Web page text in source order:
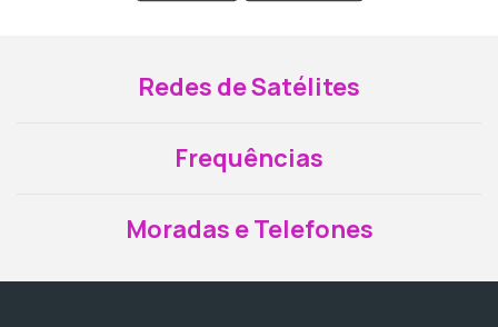
Redes de Satélites
Frequências
Moradas e Telefones